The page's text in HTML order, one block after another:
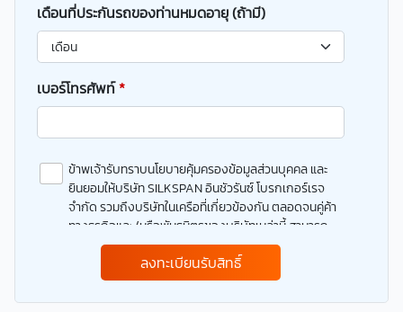
เดือนที่ประกันรถของท่านหมดอายุ (ถ้ามี)
เบอร์โทรศัพท์*
ข้าพเจ้ารับทราบนโยบายคุ้มครองข้อมูลส่วนบุคคล และ
ยินยอมให้บริษัท SILKSPAN อินชัวรันซ์ โบรกเกอร์เรจ
จำกัด รวมถึงบริษัทในเครือที่เกี่ยวข้องกัน ตลอดจนคู่ค้า
ทางธุรกิจและ/หรือพันธมิตรของบริษัทเหล่านี้ สามารถ
เก็บ ใช้ และ/หรือ เปิดเผยข้อมูลส่วนบุคคลและข้อมูลส่วน
บุคคลที่มีความอ่อนไหวของข้าพเจ้า เพื่อวัตถุประสงค์ใน
การดำเนินการติดต่อและนำเสนอข้อมูลสำหรับการขาย
ผลิตภัณฑ์ การจัดทำรายการส่งเสริมการขายและการ
ลงทะเบียนรับสิทธิ์